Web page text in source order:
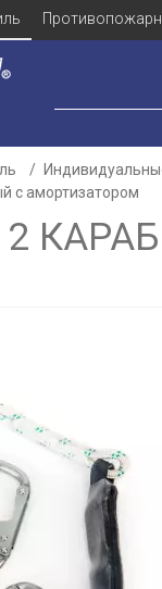
с амортизатором
платежей